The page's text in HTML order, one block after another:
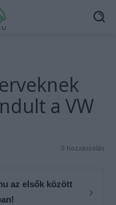
a VW
0 hozzászólás
az elsők között
›